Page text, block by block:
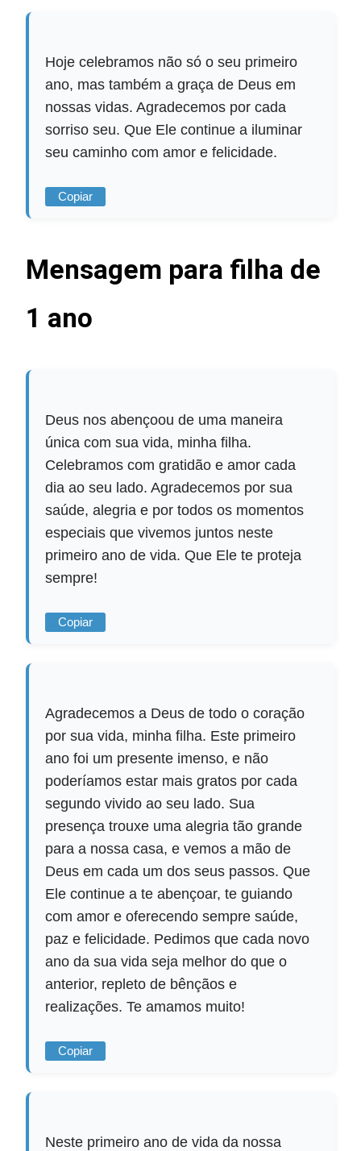
Hoje celebramos não só o seu primeiro
ano, mas também a graça de Deus em
nossas vidas. Agradecemos por cada
sorriso seu. Que Ele continue a iluminar
seu caminho com amor e felicidade.
Copiar
Mensagem para filha de
1 ano
Deus nos abençoou de uma maneira
única com sua vida, minha filha.
Celebramos com gratidão e amor cada
dia ao seu lado. Agradecemos por sua
saúde, alegria e por todos os momentos
especiais que vivemos juntos neste
primeiro ano de vida. Que Ele te proteja
sempre!
Copiar
Agradecemos a Deus de todo o coração
por sua vida, minha filha. Este primeiro
ano foi um presente imenso, e não
poderíamos estar mais gratos por cada
segundo vivido ao seu lado. Sua
presença trouxe uma alegria tão grande
para a nossa casa, e vemos a mão de
Deus em cada um dos seus passos. Que
Ele continue a te abençoar, te guiando
com amor e oferecendo sempre saúde,
paz e felicidade. Pedimos que cada novo
ano da sua vida seja melhor do que o
anterior, repleto de bênçãos e
realizações. Te amamos muito!
Copiar
Neste primeiro ano de vida da nossa